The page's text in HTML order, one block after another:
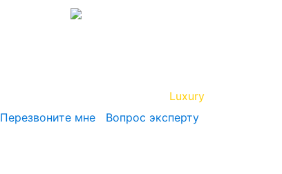
Luxury
Перезвоните мне
Вопрос эксперту